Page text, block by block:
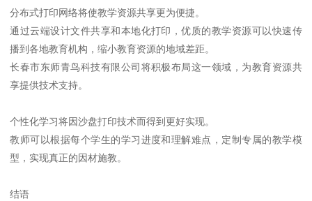
分布式打印网络将使教学资源共享更为便捷。
通过云端设计文件共享和本地化打印，优质的教学资源可以快速传
播到各地教育机构，缩小教育资源的地域差距。
长春市东师青鸟科技有限公司将积极布局这一领域，为教育资源共
享提供技术支持。
个性化学习将因沙盘打印技术而得到更好实现。
教师可以根据每个学生的学习进度和理解难点，定制专属的教学模
型，实现真正的因材施教。
结语